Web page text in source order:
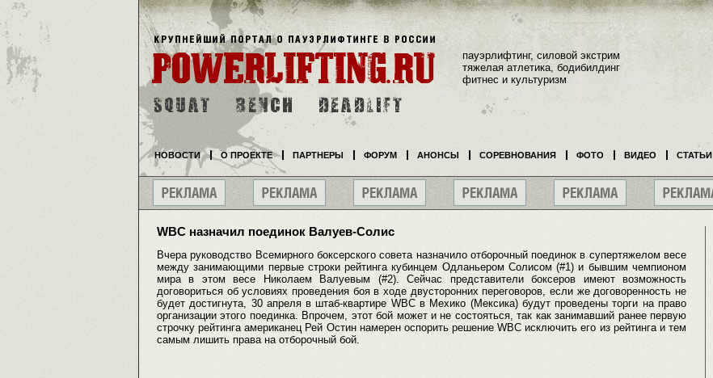
WBC назначил поединок Валуев-Солис
Вчера руководство Всемирного боксерского совета назначило отборочный поединок в супертяжелом весе
между занимающими первые строки рейтинга кубинцем Одланьером Солисом (#1) и бывшим чемпионом
мира в этом весе Николаем Валуевым (#2). Сейчас представители боксеров имеют возможность
договориться об условиях проведения боя в ходе двусторонних переговоров, если же договоренность не
будет достигнута, 30 апреля в штаб-квартире WBC в Мехико (Мексика) будут проведены торги на право
организации этого поединка. Впрочем, этот бой может и не состояться, так как занимавший ранее первую
строчку рейтинга американец Рей Остин намерен оспорить решение WBC исключить его из рейтинга и тем
самым лишить права на отборочный бой.
пауэрлифтинг, силовой экстрим
тяжелая атлетика, бодибилдинг
фитнес и культуризм
НОВОСТИ О ПРОЕКТЕ ПАРТНЕРЫ ФОРУМ АНОНСЫ СОРЕВНОВАНИЯ ФОТО ВИДЕО СТАТЬИ